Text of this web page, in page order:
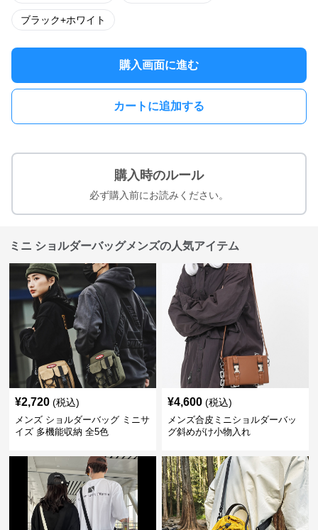
ブラック+ホワイト
購入画面に進む
カートに追加する
購入時のルール
必ず購入前にお読みください。
ミニ ショルダーバッグメンズの人気アイテム
¥2,720 (税込)
メンズ ショルダーバッグ ミニサ
イズ 多機能収納 全5色
¥4,600 (税込)
メンズ合皮ミニショルダーバッ
グ斜めがけ小物入れ